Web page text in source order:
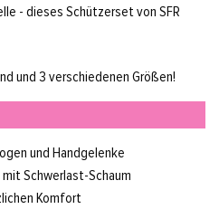
- dieses Schützerset von SFR
und 3 verschiedenen Größen!
und Handgelenke
Schwerlast-Schaum
Komfort